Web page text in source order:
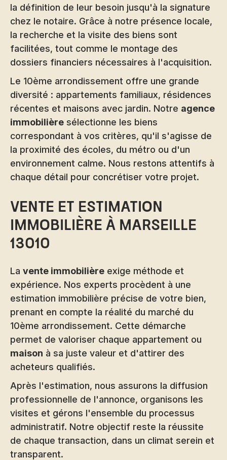
la définition de leur besoin jusqu'à la signature
chez le notaire. Grâce à notre présence locale,
la recherche et la visite des biens sont
facilitées, tout comme le montage des
dossiers financiers nécessaires à l'acquisition.
Le 10ème arrondissement offre une grande
diversité : appartements familiaux, résidences
récentes et maisons avec jardin. Notre agence
immobilière sélectionne les biens
correspondant à vos critères, qu'il s'agisse de
la proximité des écoles, du métro ou d'un
environnement calme. Nous restons attentifs à
chaque détail pour concrétiser votre projet.
Vente et estimation
immobilière à Marseille
13010
La vente immobilière exige méthode et
expérience. Nos experts procèdent à une
estimation immobilière précise de votre bien,
prenant en compte la réalité du marché du
10ème arrondissement. Cette démarche
permet de valoriser chaque appartement ou
maison à sa juste valeur et d'attirer des
acheteurs qualifiés.
Après l'estimation, nous assurons la diffusion
professionnelle de l'annonce, organisons les
visites et gérons l'ensemble du processus
administratif. Notre objectif reste la réussite
de chaque transaction, dans un climat serein et
transparent.